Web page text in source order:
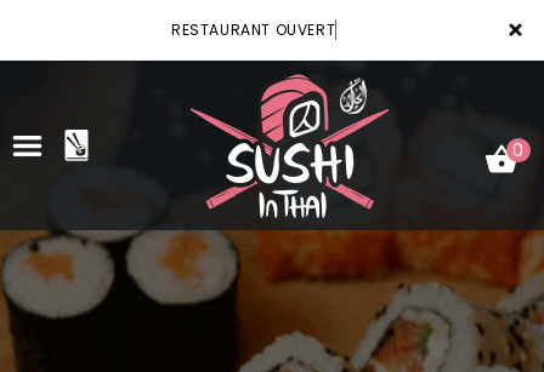
×
RESTAURANT OUVERT
ACCUEIL
0